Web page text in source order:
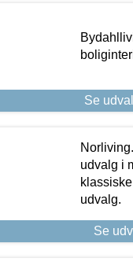
Se
udvalg i
udvalg.
Se